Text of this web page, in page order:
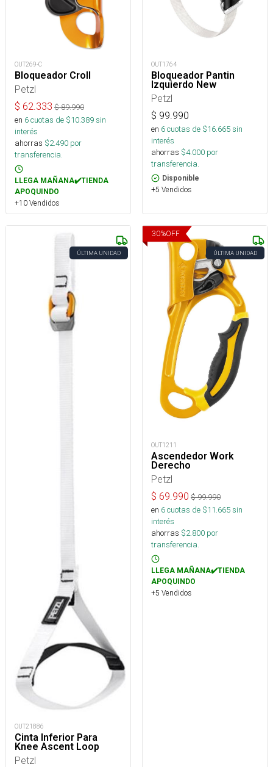
OUT269-C
Bloqueador Croll
Petzl
$ 62.333 $89.990
en 6cuotas de $10.389sin
interés
ahorras $2.490 por
transferencia.
LLEGA MAÑANA✔️TIENDA
APOQUINDO
+10 Vendidos
OUT1764
Bloqueador Pantin
Izquierdo New
Petzl
$ 99.990
en 6cuotas de $16.665sin
interés
ahorras $4.000 por
transferencia.
Disponible
+5 Vendidos
ÚLTIMA UNIDAD
OUT21886
Cinta Inferior Para
Knee Ascent Loop
Petzl
30%OFF
ÚLTIMA UNIDAD
OUT1211
Ascendedor Work
Derecho
Petzl
$ 69.990 $99.990
en 6cuotas de $11.665sin
interés
ahorras $2.800 por
transferencia.
LLEGA MAÑANA✔️TIENDA
APOQUINDO
+5 Vendidos